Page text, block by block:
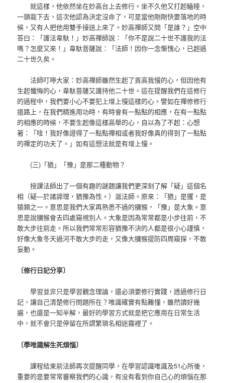
就這樣，他依然坐在妙高台上去修行。坐不久他又打起瞌睡，
一頭栽下去，這次他認為決定沒命了，可是當他剛剛快要落地的時
候，又有人把他用雙手接送上來了。妙高禪師又問「是誰？」空中
答曰：「護法韋馱！」妙高禪師說：「你不是說二十世不護我的法
嗎？怎麼又來！」韋馱菩薩說：「法師！因你一念慚愧心，已超過
二十世久矣。
法師叮嚀大家：妙高禪師雖然生起了貢高我慢的心，但因他有
生起懺悔的心，韋馱菩薩又護持他二十世。這在提醒我們在這修行
的過程中，我們要小心不要犯上增上慢這樣的心。譬如在禪修修行
道路上，在我們精進用功時，有時會有一點點的相應，在有一點點
的相應的時候，不要生起像這樣高舉的心，自以為了不起：心想
著：「哇！我好像證得了一點點禪相或者我好像真的得到了一點點
的禪定的功夫了。」如有這想法就是有增上慢。
(三)「猶」「豫」是那二種動物？
授課法師出了一個有趣的謎題讓我們更深刻了解「疑」這個名
相（疑—於諸諦理，猶豫為性。）滋法師。原來：「猶」是玃，是
猿類之一。意思是我們大家再熟悉不過的獼猴，「豫」是大象。意
思是說獼猴會去四處窺視別人。大象是因為常常都是小步往前，不
敢大步往前走。所以我們常常形容猶豫不決的人都是很小心謹慎，
好像大象冬天過河不敢大步的走，又像大獼猴提防四周窺探，不敢
妄動。
〔修行日記分享〕
學習並非只是學習觀念理論，還必須要修行實踐，透過修行日
記，讓自己清楚修行問題所在？唯識確實有點難懂，雖然讀好幾
遍，也還是一知半解，最好的學習方式就是把它應用在日常生活
中，就不會只是停留在所謂繁瑣名相迷霧裡了。
〔學唯識解生死煩惱〕
課程結束前法師再次提醒同學，在學習認識唯識及51心所後，
重要的是要常常審察我們的心識，有没有看到你自己心的煩惱在那